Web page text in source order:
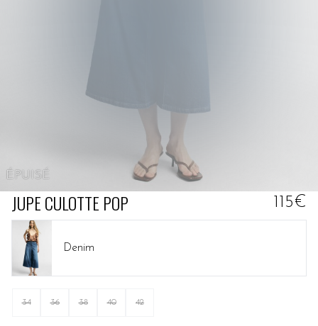
ÉPUISÉ
JUPE CULOTTE POP 115€
Denim
34 36 38 40 42